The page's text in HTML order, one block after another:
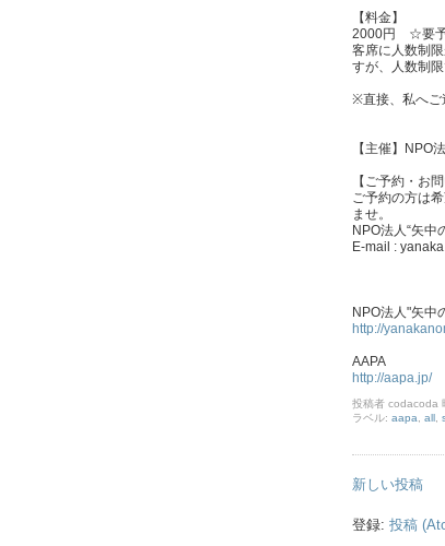
【料金】
2000円 ☆要
客席に人数制
すが、人数制
※直接、私へご
【主催】NPO
【ご予約・お
ご予約の方は
ませ。
NPO法人“矢中
E-mail :
NPO法人"矢中
http://
AAPA
http://aapa.jp/
投稿者 codacoda
ラベル: aapa all
新しい投稿
登録: 投稿